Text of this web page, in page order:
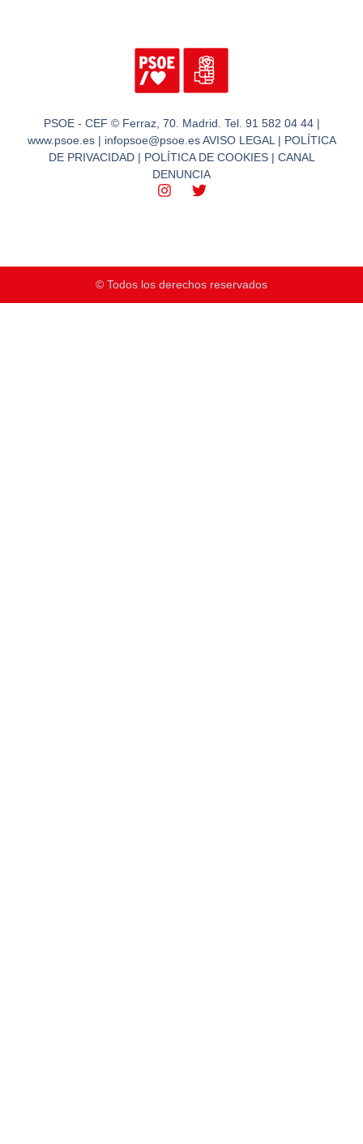
PSOE - CEF © Ferraz, 70. Madrid. Tel. 91 582 04 44 |
www.psoe.es | infopsoe@psoe.es AVISO LEGAL | POLÍTICA
DE PRIVACIDAD | POLÍTICA DE COOKIES | CANAL
DENUNCIA
© Todos los derechos reservados